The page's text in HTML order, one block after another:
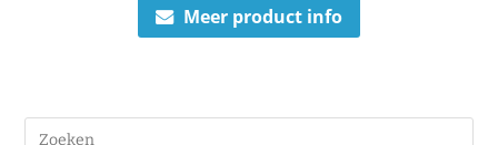
Meer product info